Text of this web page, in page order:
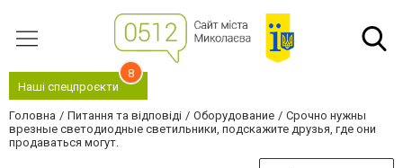
Наші спецпроєкти
8
Головна Питання та відповіді Оборудование
Срочно нужны
врезные светодиодные светильники, подскажите друзья, где они
продаваться могут.